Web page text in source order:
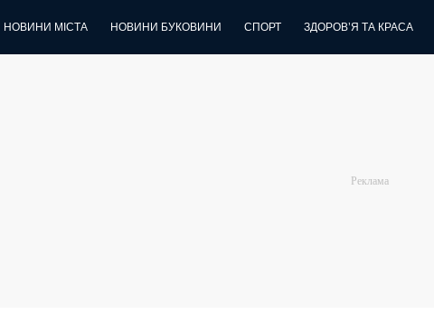
НОВИНИ МІСТА НОВИНИ БУКОВИНИ СПОРТ ЗДОРОВ’Я ТА КРАСА